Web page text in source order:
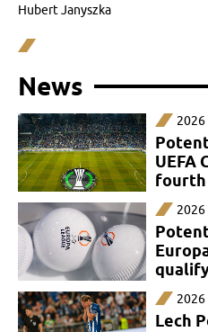
Hubert Janyszka
News
2026
UEFA
fourth
2026
2026
Lech